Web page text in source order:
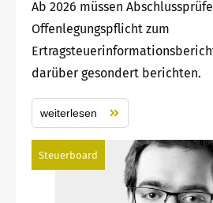
Ab 2026 müssen
Offenlegungspflicht zum
darüber gesondert berichten.
weiterlesen
Steuerboard